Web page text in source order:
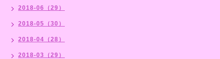
2018-06（29）
2018-05（30）
2018-04（28）
2018-03（29）